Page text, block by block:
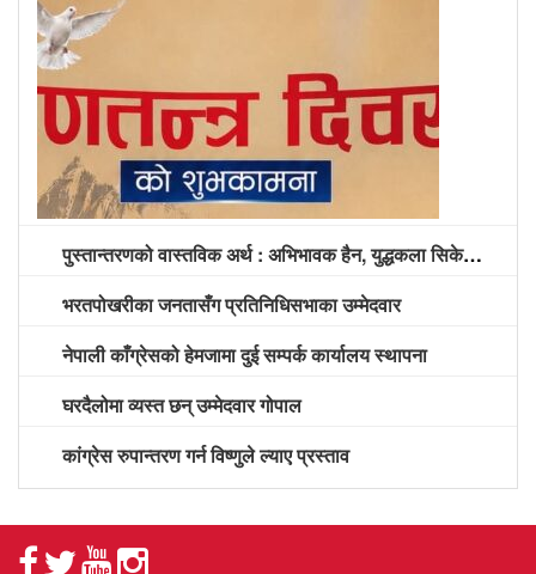
पुस्तान्तरणको वास्तविक अर्थ : अभिभावक हैन, युद्धकला सिकेको पुस्तालाई अग्रपंक्ति दिने समय
भरतपोखरीका जनतासँग प्रतिनिधिसभाका उम्मेदवार
नेपाली काँग्रेसको हेमजामा दुई सम्पर्क कार्यालय स्थापना
घरदैलोमा व्यस्त छन् उम्मेदवार गोपाल
कांग्रेस रुपान्तरण गर्न विष्णुले ल्याए प्रस्ताव